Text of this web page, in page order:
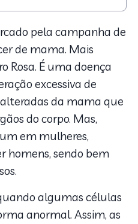
de mama
mama?
pela campanha de
de mama. Mais
Rosa. É uma doença
excessiva de
da mama que
do corpo. Mas,
em mulheres,
homens, sendo bem
algumas células
anormal. Assim, as